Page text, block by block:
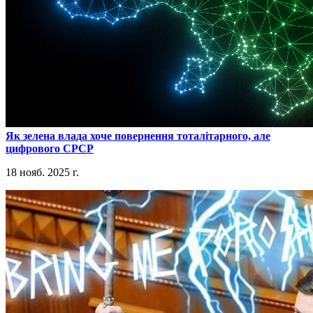
​Як зелена влада хоче повернення тоталітарного, але
цифрового СРСР
18 нояб. 2025 г.